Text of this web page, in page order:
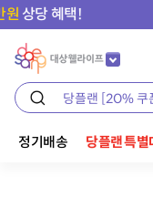
정기배송 당플랜 특